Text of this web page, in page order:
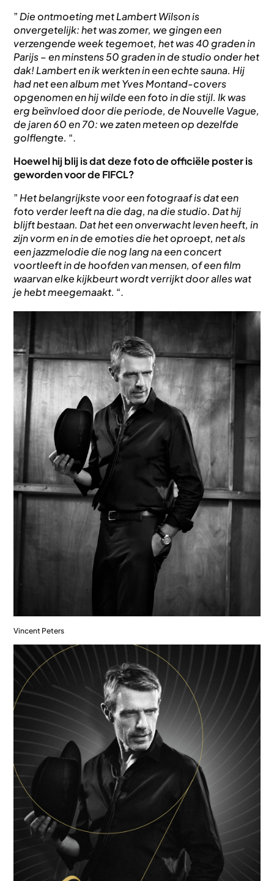
” Die ontmoeting met Lambert Wilson is
onvergetelijk: het was zomer, we gingen een
verzengende week tegemoet, het was 40 graden in
Parijs – en minstens 50 graden in de studio onder het
dak! Lambert en ik werkten in een echte sauna. Hij
had net een album met Yves Montand-covers
opgenomen en hij wilde een foto in die stijl. Ik was
erg beïnvloed door die periode, de Nouvelle Vague,
de jaren 60 en 70: we zaten meteen op dezelfde
golflengte. “.
Hoewel hij blij is dat deze foto de officiële poster is
geworden voor de FIFCL?
” Het belangrijkste voor een fotograaf is dat een
foto verder leeft na die dag, na die studio. Dat hij
blijft bestaan. Dat het een onverwacht leven heeft, in
zijn vorm en in de emoties die het oproept, net als
een jazzmelodie die nog lang na een concert
voortleeft in de hoofden van mensen, of een film
waarvan elke kijkbeurt wordt verrijkt door alles wat
je hebt meegemaakt. “.
Vincent Peters